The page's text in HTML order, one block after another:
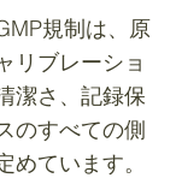
規制は、原
リブレーショ
潔さ、記録保
のすべての側
ています。